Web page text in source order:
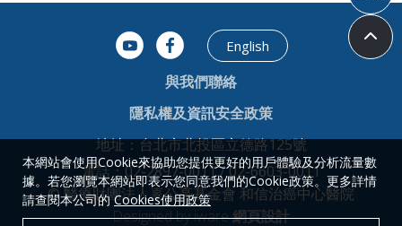
English
與我們聯絡
隱私權及資訊安全政策
地址：台北市北投區立德路125號
電話：02-2897-0011 / 02-6603-0011
© 醫療財團法人辜公亮基金會 和信治癌中心醫院
Designed by iware網頁設計
本網站會使用Cookie來協助您提供更好的用戶體驗及分析流量數
據。若您瀏覽本網站即表示您同意我們的Cookie政策。更多詳情
請查閱本公司的Cookies使用政策